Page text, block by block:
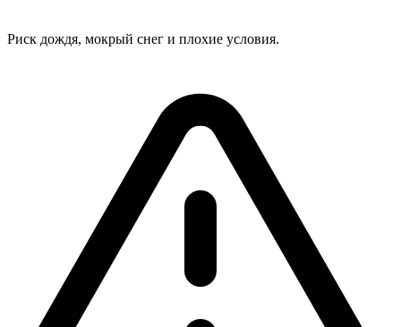
Риск дождя, мокрый снег и плохие условия.